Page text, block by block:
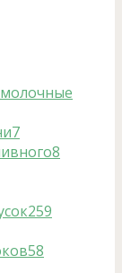
7
8
259
58